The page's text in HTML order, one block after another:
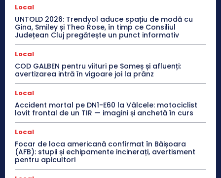
Local
UNTOLD 2026: Trendyol aduce spațiu de modă cu
Gina, Smiley și Theo Rose, în timp ce Consiliul
Județean Cluj pregătește un punct informativ
Local
COD GALBEN pentru viituri pe Someș și afluenți:
avertizarea intră în vigoare joi la prânz
Local
Accident mortal pe DN1-E60 la Vâlcele: motociclist
lovit frontal de un TIR — imagini și anchetă în curs
Local
Focar de loca americană confirmat în Băișoara
(AFB): stupii și echipamente incinerați, avertisment
pentru apicultori